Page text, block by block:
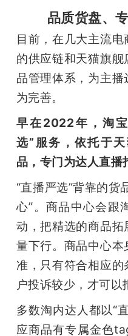
品质货盘、
目前，在几大主流
的供应链和天猫旗
品管理体系，为主
为完善。
早在2022年，淘
选”服务，依托于
品，专门为达人直播
“直播严选”背靠的货
心”。商品中心会跟
动，把精选的商品
量下行。商品中心
准，只有符合相应
户投诉较少，才可以
多数淘内达人都以“
应商品有专属金色